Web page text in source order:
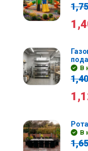
В
В